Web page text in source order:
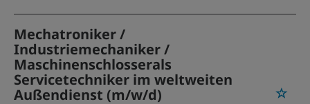
Mechatroniker /
Industriemechaniker /
Maschinenschlosserals
Servicetechniker im weltweiten
Außendienst (m/w/d)